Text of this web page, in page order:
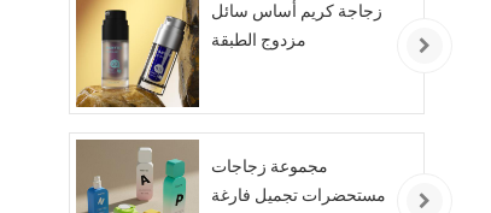
زجاجة كريم أساس سائل
مزدوج الطبقة
مجموعة زجاجات
مستحضرات تجميل فارغة